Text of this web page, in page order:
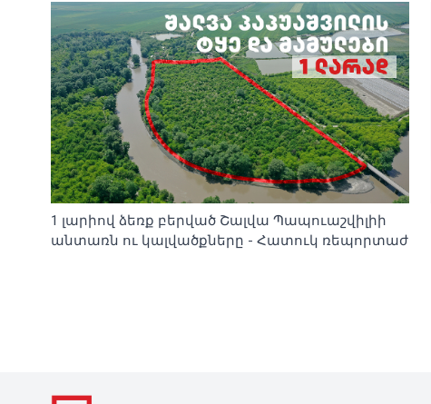
1 լարիով ձեռք բերված Շալվա Պապուաշվիլիի
անտառն ու կալվածքները - Հատուկ ռեպորտաժ